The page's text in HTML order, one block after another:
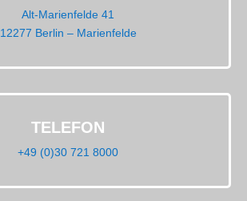
Alt-Marienfelde 41
12277 Berlin – Marienfelde
TELEFON
+49 (0)30 721 8000